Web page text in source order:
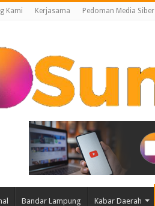
Kami Kerjasama Pedoman Media Siber
Bandar Lampung Kabar Daerah